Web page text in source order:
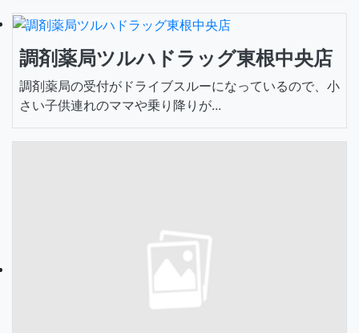
調剤薬局ツルハドラッグ東根中央店
調剤薬局の受付がドライブスルーになっているので、小
さい子供連れのママや乗り降りが...